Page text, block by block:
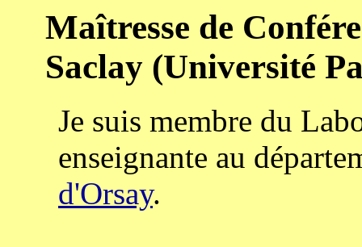
Maîtresse de
Saclay (Université
Je suis membre du
enseignante au
d'Orsay.